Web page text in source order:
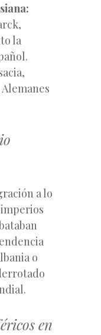
la
a lo
o
en